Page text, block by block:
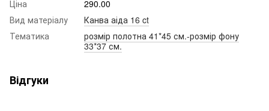
Ціна
290.00
Вид матеріалу
Канва аіда 16 ct
Тематика
розмір полотна 41*45 см.-розмір фону
33*37 см.
Відгуки